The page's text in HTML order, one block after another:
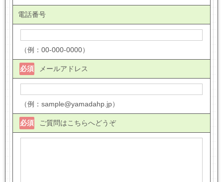
電話番号
（例：00-000-0000）
メールアドレス
必須
（例：sample@yamadahp.jp）
ご質問はこちらへどうぞ
必須